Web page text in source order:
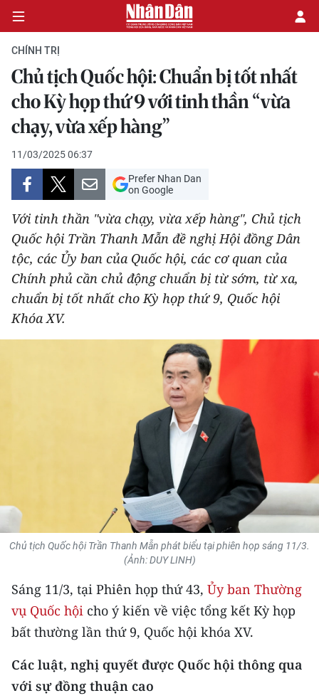
CHÍNH TRỊ
KINH TẾ
VĂN HÓA
XÃ HỘI
PHÁP LUẬT
DU LỊCH
THẾ GIỚI
THỂ THAO
KHOA HỌC - CÔNG NGHỆ
BẠN ĐỌC
KIỂM CHỨNG THÔNG TIN
54 DÂN TỘC VIỆT NAM
CHƯƠNG TRÌNH OCOP - MỖI XÃ
MỘT SẢN PHẨM
CHÍNH TRỊ
Chủ tịch Quốc hội: Chuẩn bị tốt nhất
cho Kỳ họp thứ 9 với tinh thần “vừa
chạy, vừa xếp hàng”
11/03/2025 06:37
Prefer Nhan Dan
on Google
Với tinh thần "vừa chạy, vừa xếp hàng", Chủ tịch
Quốc hội Trần Thanh Mẫn đề nghị Hội đồng Dân
tộc, các Ủy ban của Quốc hội, các cơ quan của
Chính phủ cần chủ động chuẩn bị từ sớm, từ xa,
chuẩn bị tốt nhất cho Kỳ họp thứ 9, Quốc hội
Khóa XV.
Chủ tịch Quốc hội Trần Thanh Mẫn phát biểu tại phiên họp sáng 11/3.
(Ảnh: DUY LINH)
Sáng 11/3, tại Phiên họp thứ 43, Ủy ban Thường
vụ Quốc hội cho ý kiến về việc tổng kết Kỳ họp
bất thường lần thứ 9, Quốc hội khóa XV.
Các luật, nghị quyết được Quốc hội thông qua
với sự đồng thuận cao